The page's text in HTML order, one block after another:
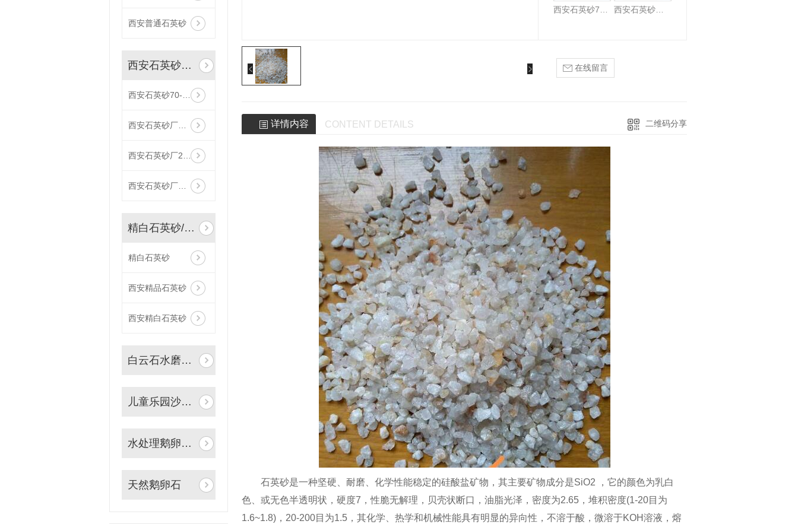
西安普通石英砂
西安石英砂批发
西安石英砂70-120目
西安石英砂厂家40-70目
西安石英砂厂26-40目
西安石英砂厂家16-26目
精白石英砂/酸洗石英砂
精白石英砂
西安精品石英砂
西安精白石英砂
白云石水磨砂子
儿童乐园沙坑用砂
水处理鹅卵石滤料
天然鹅卵石
西安石英砂厂家40-70目
在线留言
详情内容 CONTENT DETAILS 二维码分享
石英砂是一种坚硬、耐磨、化学性能稳定的硅酸盐矿物，其主要矿物成分是SiO2 ，它的颜色为乳白
色、或无色半透明状，硬度7，性脆无解理，贝壳状断口，油脂光泽，密度为2.65，堆积密度(1-20目为
1.6~1.8)，20-200目为1.5，其化学、热学和机械性能具有明显的异向性，不溶于酸，微溶于KOH溶液，熔